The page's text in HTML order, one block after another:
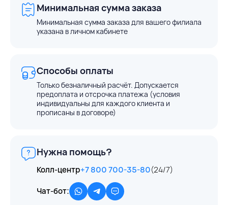
Минимальная сумма заказа
Минимальная сумма заказа для вашего филиала
указана в личном кабинете
Способы оплаты
Только безналичный расчёт. Допускается
предоплата и отсрочка платежа (условия
индивидуальны для каждого клиента и
прописаны в договоре)
Нужна помощь?
Колл-центр+7 800 700-35-80(24/7)
Чат-бот: